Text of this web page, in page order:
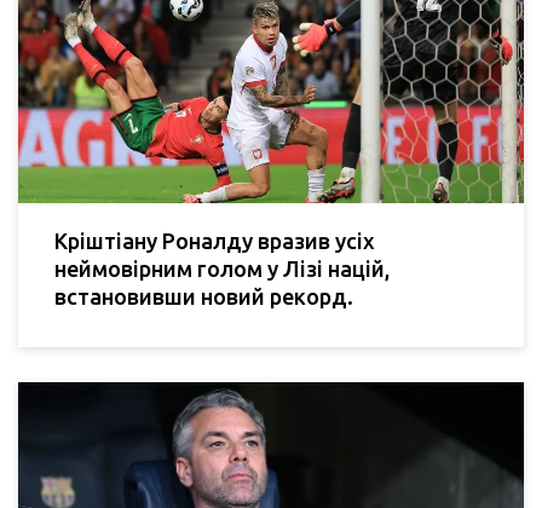
Кріштіану Роналду вразив усіх
неймовірним голом у Лізі націй,
встановивши новий рекорд.